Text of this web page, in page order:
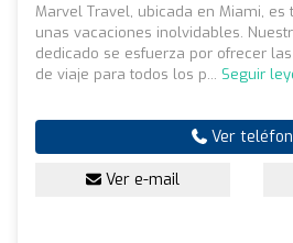
Marvel Travel, ubicada en Miami,
unas vacaciones inolvidables.
dedicado se esfuerza por ofrecer
de viaje para todos los p... Seguir
Ver
Ver e-mail